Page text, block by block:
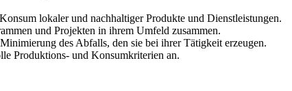
lokaler und nachhaltiger Produkte und Dienstleistungen.
und Projekten in ihrem Umfeld zusammen.
des Abfalls, den sie bei ihrer Tätigkeit erzeugen.
Produktions- und Konsumkriterien an.